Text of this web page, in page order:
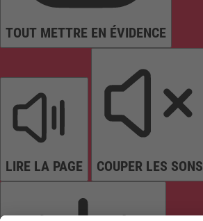
TOUT METTRE EN ÉVIDENCE
LIRE LA PAGE COUPER LES SONS